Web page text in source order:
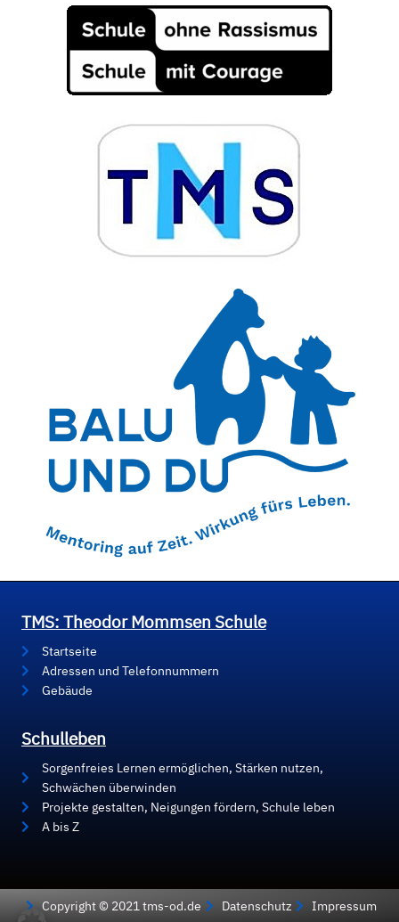
TMS: Theodor Mommsen Schule
Startseite
Adressen und Telefonnummern
Gebäude
Schulleben
Sorgenfreies Lernen ermöglichen, Stärken nutzen,
Schwächen überwinden
Projekte gestalten, Neigungen fördern, Schule leben
A bis Z
Copyright © 2021 tms-od.de Datenschutz Impressum